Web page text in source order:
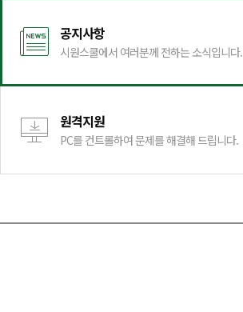
공지사항
시원스쿨에서 여러분께 전하는 소식입니다.
원격지원
PC를 컨트롤하여 문제를 해결해 드립니다.